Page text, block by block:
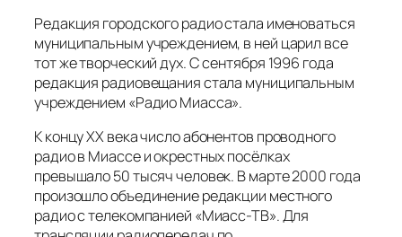
Редакция городского радио стала именоваться
муниципальным учреждением, в ней царил все
тот же творческий дух. С сентября 1996 года
редакция радиовещания стала муниципальным
учреждением «Радио Миасса».
К концу ХХ века число абонентов проводного
радио в Миассе и окрестных посёлках
превышало 50 тысяч человек. В марте 2000 года
произошло объединение редакции местного
радио с телекомпанией «Миасс-ТВ». Для